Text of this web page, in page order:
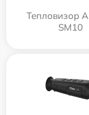
Тепловизор
SM10